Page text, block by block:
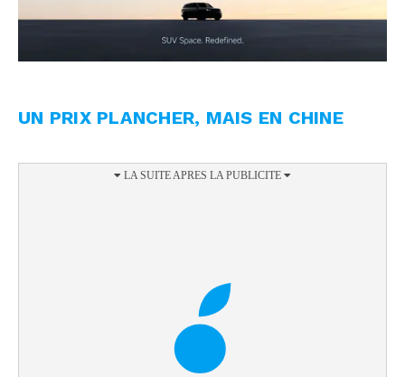
UN PRIX PLANCHER, MAIS EN CHINE